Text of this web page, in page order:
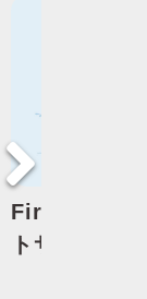
Firebase &
トサービス